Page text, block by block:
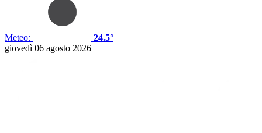
Meteo:
24.5°
giovedì 06 agosto 2026